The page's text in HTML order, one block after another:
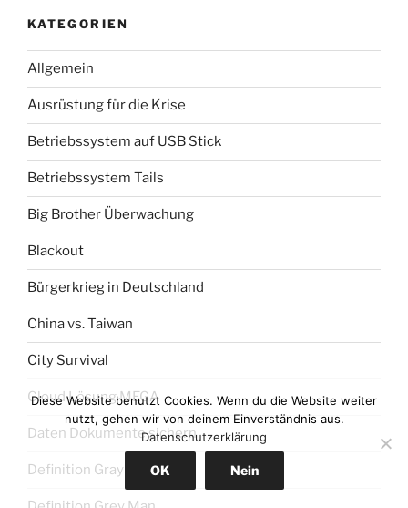
KATEGORIEN
Allgemein
Ausrüstung für die Krise
Betriebssystem auf USB Stick
Betriebssystem Tails
Big Brother Überwachung
Blackout
Bürgerkrieg in Deutschland
China vs. Taiwan
City Survival
Cloud Lösung MEGA
Daten Dokumente sichern
Definition Gray Man
Diese Website benutzt Cookies. Wenn du die Website weiter
nutzt, gehen wir von deinem Einverständnis aus.
Datenschutzerklärung
OK Nein